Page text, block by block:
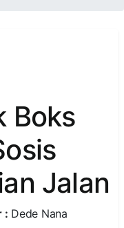
Boks
Jalan
: Dede Nana